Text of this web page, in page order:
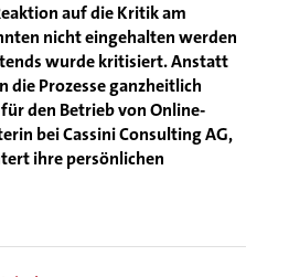
auf die Kritik am
nicht eingehalten werden
wurde kritisiert. Anstatt
die Prozesse ganzheitlich
den Betrieb von Online-
bei Cassini Consulting AG,
ihre persönlichen